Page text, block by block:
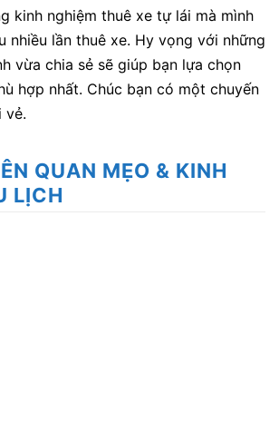
kinh nghiệm thuê xe tự lái mà mình
nhiều lần thuê xe. Hy vọng với những
vừa chia sẻ sẽ giúp bạn lựa chọn
hợp nhất. Chúc bạn có một chuyến
vẻ.
QUAN MẸO & KINH
LỊCH